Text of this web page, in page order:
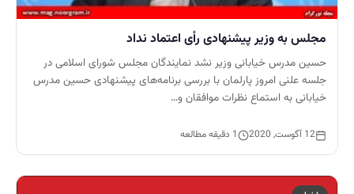
مجلس به وزیر پیشنهادی رأی اعتماد نداد
حسین مدرس خیابانی وزیر نشد نمایندگان مجلس شورای اسلامی در
جلسه علنی امروز پارلمان با بررسی برنامه‌های پیشنهادی حسین مدرس
خیابانی به استماع نظرات موافقان و…
12 آگوست, 2020 1 دقیقه مطالعه